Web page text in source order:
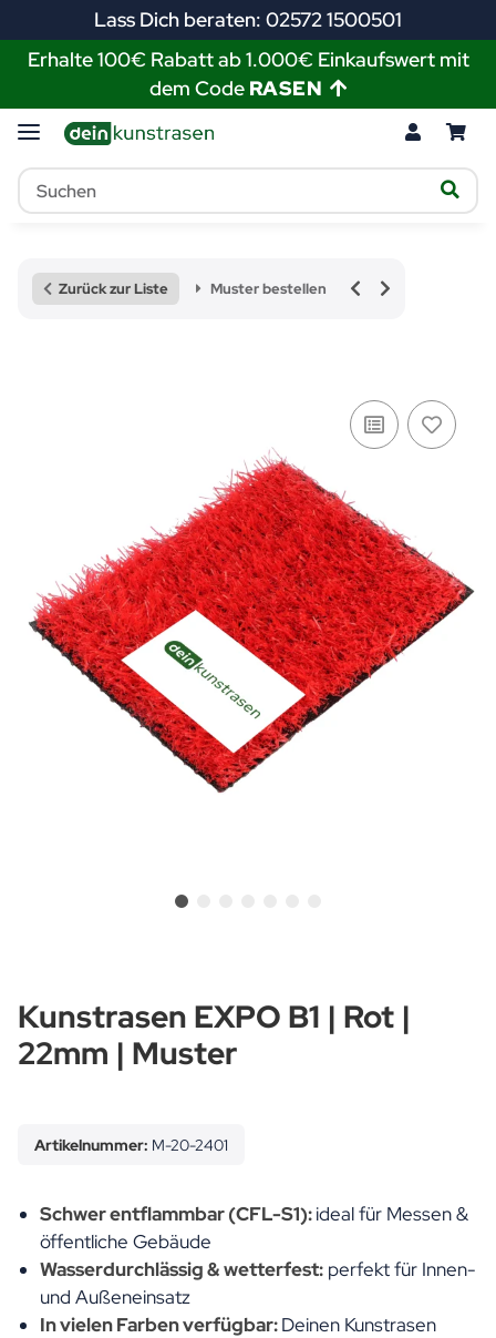
Lass Dich beraten: 02572 1500501
Erhalte 100€ Rabatt ab 1.000€ Einkaufswert mit
dem Code RASEN
Zurück zur Liste Muster bestellen
Kunstrasen EXPO B1 | Rot |
22mm | Muster
Artikelnummer: M-20-2401
Schwer entflammbar (CFL-S1):ideal für Messen &
öffentliche Gebäude
Wasserdurchlässig & wetterfest: perfekt für Innen-
und Außeneinsatz
In vielen Farben verfügbar:Deinen Kunstrasen